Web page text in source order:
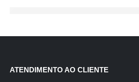
ATENDIMENTO AO CLIENTE